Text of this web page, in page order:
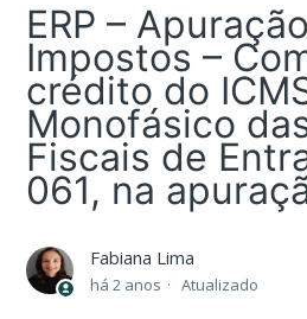
ERP –
Impostos –
crédito do
Monofásico
Fiscais de
061, na
Fabiana Lima
há 2 anos Atualizado